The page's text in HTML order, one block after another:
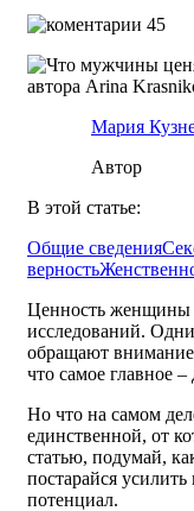
45
автора Arina
Мария
Автор
В этой статье:
Общие сведения
верность
Ценность женщины
исследований.
обращают
что самое главное –
Но что на самом
единственной, от
статью, подумай,
постарайся
потенциал.